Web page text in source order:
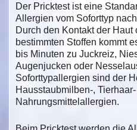
Der Pricktest ist eine
Allergien vom Soforttyp
Durch den Kontakt der
bestimmten Stoffen kommt
bis Minuten zu Juckreiz,
Augenjucken oder
Soforttypallergien sind der
Hausstaubmilben-,
Nahrungsmittelallergien.